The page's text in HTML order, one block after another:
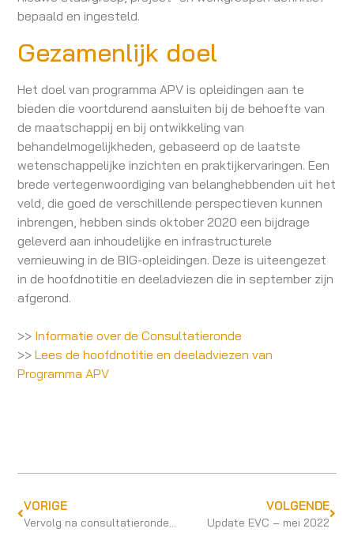
bepaald en ingesteld.
Gezamenlijk doel
Het doel van programma APV is opleidingen aan te
bieden die voortdurend aansluiten bij de behoefte van
de maatschappij en bij ontwikkeling van
behandelmogelijkheden, gebaseerd op de laatste
wetenschappelijke inzichten en praktijkervaringen. Een
brede vertegenwoordiging van belanghebbenden uit het
veld, die goed de verschillende perspectieven kunnen
inbrengen, hebben sinds oktober 2020 een bijdrage
geleverd aan inhoudelijke en infrastructurele
vernieuwing in de BIG-opleidingen. Deze is uiteengezet
in de hoofdnotitie en deeladviezen die in september zijn
afgerond.
>> Informatie over de Consultatieronde
>>Lees de hoofdnotitie en deeladviezen van
Programma APV
VORIGE
Vervolg na consultatieronde programma APV
VOLGENDE
Update EVC – mei 2022